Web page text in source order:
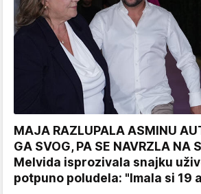
MAJA RAZLUPALA ASMINU
GA SVOG, PA SE NAVRZLA NA
Melvida isprozivala snajku
potpuno poludela: "Imala si 19